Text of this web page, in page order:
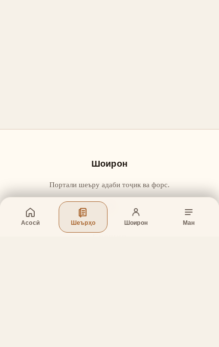
Асосӣ Шеърҳо Шоирон Ман
Шоирон
Портали шеъру адаби тоҷик ва форс.